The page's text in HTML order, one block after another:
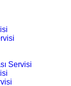
Servisi